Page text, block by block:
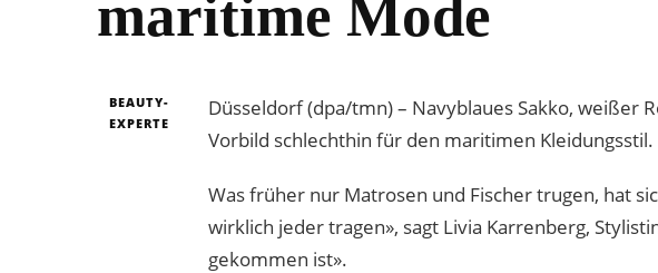
maritime Mode
BEAUTY-
EXPERTE
Düsseldorf (dpa/tmn) – Navyblaues Sakko, weißer
Vorbild schlechthin für den maritimen Kleidungsstil.
Was früher nur Matrosen und Fischer trugen, hat
wirklich jeder tragen», sagt Livia Karrenberg,
gekommen ist».